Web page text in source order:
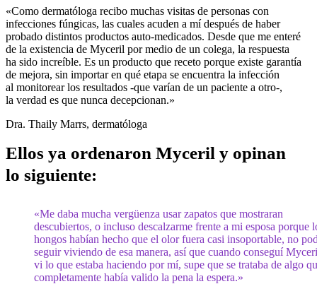
«Como dermatóloga recibo muchas visitas de personas con
infecciones fúngicas, las cuales acuden a mí después de haber
probado distintos productos auto-medicados. Desde que me enteré
de la existencia de Myceril por medio de un colega, la respuesta
ha sido increíble. Es un producto que receto porque existe garantía
de mejora, sin importar en qué etapa se encuentra la infección
al monitorear los resultados -que varían de un paciente a otro-,
la verdad es que nunca decepcionan.»
Dra. Thaily Marrs, dermatóloga
Ellos ya ordenaron Myceril y opinan
lo siguiente:
«Me daba mucha vergüenza usar zapatos que mostraran
descubiertos, o incluso descalzarme frente a mi esposa porque
hongos habían hecho que el olor fuera casi insoportable, no
seguir viviendo de esa manera, así que cuando conseguí
vi lo que estaba haciendo por mí, supe que se trataba de algo
completamente había valido la pena la espera.»